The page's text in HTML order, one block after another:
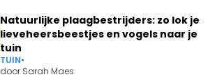
Natuurlijke plaagbestrijders: zo lok je
lieveheersbeestjes en vogels naar je
tuin
TUIN•
door Sarah Maes